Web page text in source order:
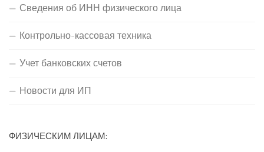
Сведения об ИНН физического лица
Контрольно-кассовая техника
Учет банковских счетов
Новости для ИП
ФИЗИЧЕСКИМ ЛИЦАМ: